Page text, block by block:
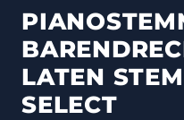
LATEN
SELECT